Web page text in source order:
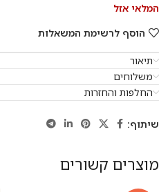
המלאי אזל
הוסף לרשימת המשאלות
תיאור
משלוחים
החלפות והחזרות
שיתוף:
מוצרים קשורים